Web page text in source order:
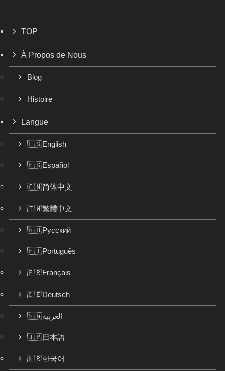
TOP
À Propos de Nous
Blog
Histoire
Langue
🇺🇸English
🇪🇸Español
🇨🇳简体中文
🇹🇼繁體中文
🇷🇺Русский
🇵🇹Português
🇫🇷Français
🇩🇪Deutsch
🇸🇦العربية
🇯🇵日本語
🇰🇷한국어